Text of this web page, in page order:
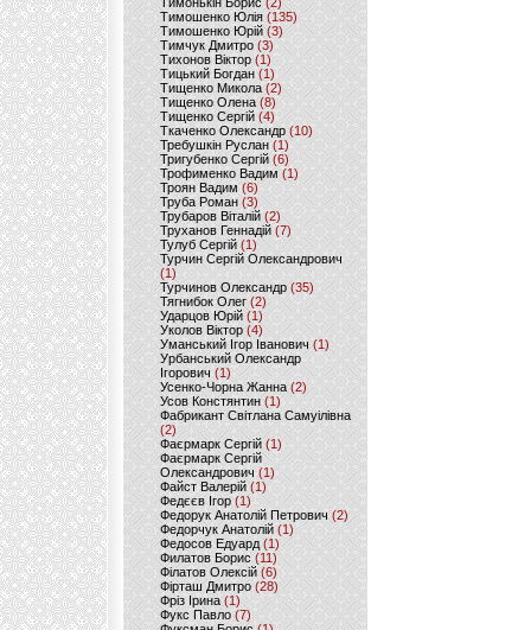
Тимошенко Юлія (135)
Тимошенко Юрій(3)
Тимчук Дмитро (3)
Тихонов Віктор (1)
Тицький Богдан (1)
Тищенко Микола (2)
Тищенко Олена (8)
Тищенко Сергій (4)
Ткаченко Олександр (10)
Требушкін Руслан (1)
Тригубенко Сергій(6)
Трофименко Вадим (1)
Троян Вадим (6)
Труба Роман(3)
Трубаров Віталій (2)
Труханов Геннадій (7)
Тулуб Сергій(1)
Турчин Сергій Олександрович
(1)
Турчинов Олександр(35)
Тягнибок Олег (2)
Ударцов Юрій (1)
Уколов Віктор(4)
Уманський Ігор Іванович(1)
Урбанський Олександр
Ігорович (1)
Усенко-Чорна Жанна (2)
Усов Констянтин(1)
Фабрикант Світлана Самуілівна
(2)
Фаєрмарк Сергій(1)
Фаєрмарк Сергій
Олександрович (1)
Файст Валерій(1)
Федєєв Ігор (1)
Федорук Анатолій Петрович (2)
Федорчук Анатолій (1)
Федосов Едуард (1)
Филатов Борис (11)
Філатов Олексій (6)
Фірташ Дмитро (28)
Фріз Ірина (1)
Фукс Павло (7)